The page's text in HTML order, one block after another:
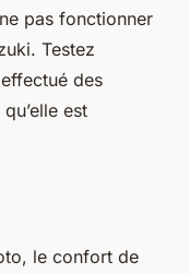
pas fonctionner
. Testez
des
est
le confort de